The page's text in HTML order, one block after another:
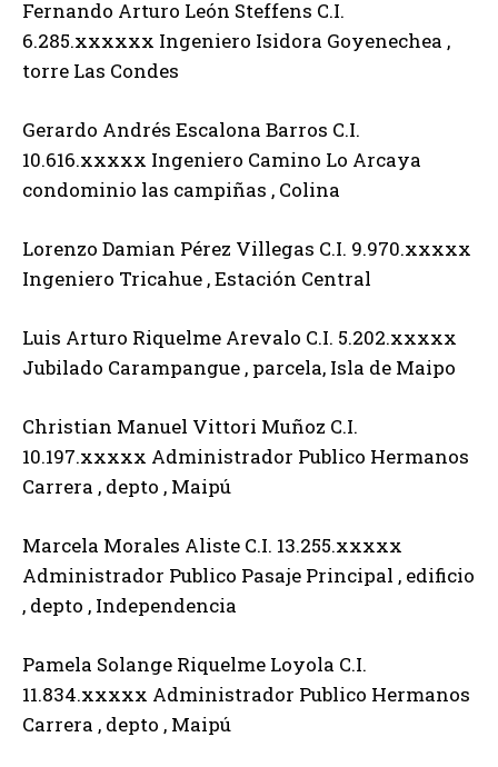
Fernando Arturo León Steffens C.I.
6.285.xxxxxx Ingeniero Isidora Goyenechea ,
torre Las Condes
Gerardo Andrés Escalona Barros C.I.
10.616.xxxxx Ingeniero Camino Lo Arcaya
condominio las campiñas , Colina
Lorenzo Damian Pérez Villegas C.I. 9.970.xxxxx
Ingeniero Tricahue , Estación Central
Luis Arturo Riquelme Arevalo C.I. 5.202.xxxxx
Jubilado Carampangue , parcela, Isla de Maipo
Christian Manuel Vittori Muñoz C.I.
10.197.xxxxx Administrador Publico Hermanos
Carrera , depto , Maipú
Marcela Morales Aliste C.I. 13.255.xxxxx
Administrador Publico Pasaje Principal , edificio
, depto , Independencia
Pamela Solange Riquelme Loyola C.I.
11.834.xxxxx Administrador Publico Hermanos
Carrera , depto , Maipú